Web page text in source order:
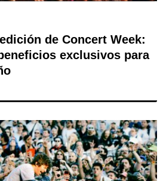
de Concert Week:
exclusivos para